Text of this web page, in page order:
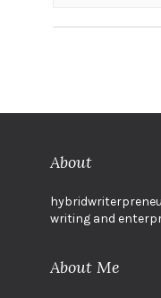
About
writing and
About Me